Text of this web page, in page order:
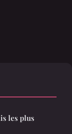
les plus